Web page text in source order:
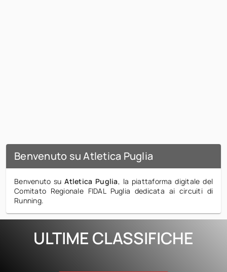
Benvenuto su Atletica Puglia
Benvenuto suAtletica Puglia, la piattaforma digitale del
Comitato Regionale FIDAL Puglia dedicata ai circuiti di
Running.
ULTIME CLASSIFICHE